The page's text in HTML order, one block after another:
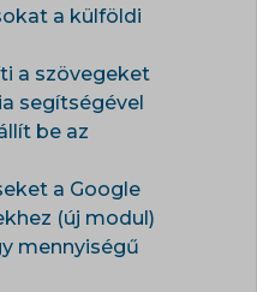
a külföldi
a szövegeket
segítségével
be az
a Google
(új modul)
mennyiségű